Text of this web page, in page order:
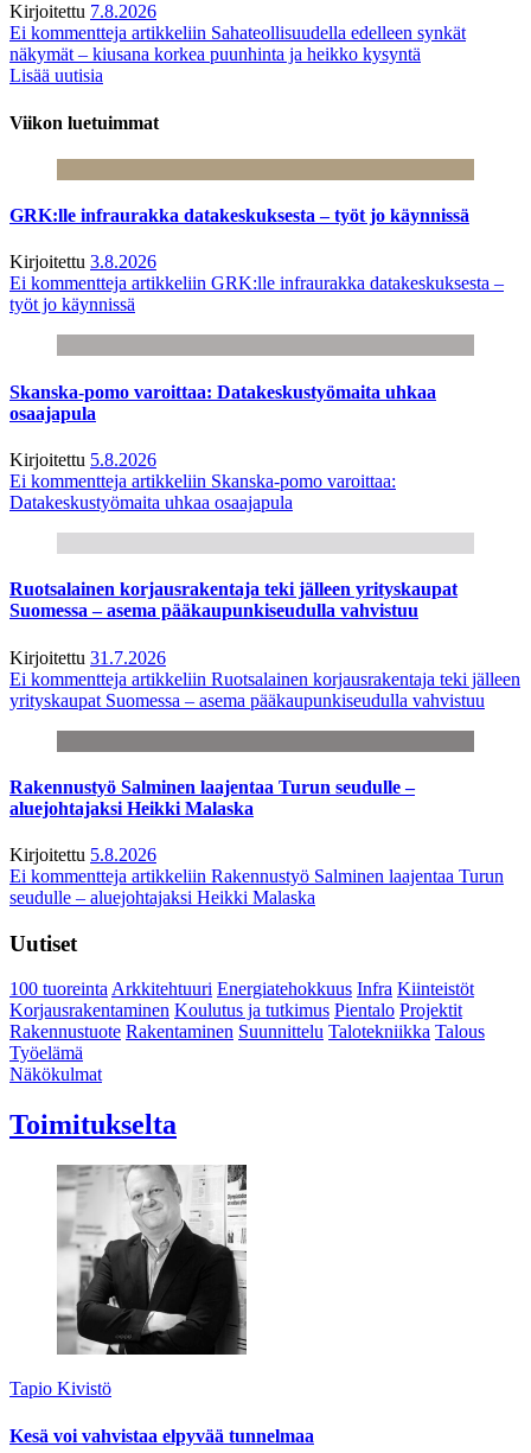
Kirjoitettu 7.8.2026
Ei kommentteja artikkeliin Sahateollisuudella edelleen synkät
näkymät – kiusana korkea puunhinta ja heikko kysyntä
Lisää uutisia
Viikon luetuimmat
GRK:lle infraurakka datakeskuksesta – työt jo käynnissä
Kirjoitettu 3.8.2026
Ei kommentteja artikkeliin GRK:lle infraurakka datakeskuksesta –
työt jo käynnissä
Skanska-pomo varoittaa: Datakeskustyömaita uhkaa
osaajapula
Kirjoitettu 5.8.2026
Ei kommentteja artikkeliin Skanska-pomo varoittaa:
Datakeskustyömaita uhkaa osaajapula
Ruotsalainen korjausrakentaja teki jälleen yrityskaupat
Suomessa – asema pääkaupunkiseudulla vahvistuu
Kirjoitettu 31.7.2026
Ei kommentteja artikkeliin Ruotsalainen korjausrakentaja teki jälleen
yrityskaupat Suomessa – asema pääkaupunkiseudulla vahvistuu
Rakennustyö Salminen laajentaa Turun seudulle –
aluejohtajaksi Heikki Malaska
Kirjoitettu 5.8.2026
Ei kommentteja artikkeliin Rakennustyö Salminen laajentaa Turun
seudulle – aluejohtajaksi Heikki Malaska
Uutiset
100 tuoreintaArkkitehtuuri Energiatehokkuus Infra Kiinteistöt
Korjausrakentaminen Koulutus ja tutkimus Pientalo Projektit
Rakennustuote Rakentaminen Suunnittelu Talotekniikka Talous
Työelämä
Näkökulmat
Toimitukselta
Tapio Kivistö
Kesä voi vahvistaa elpyvää tunnelmaa